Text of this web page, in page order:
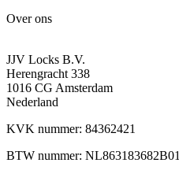
Over ons
JJV Locks B.V.
Herengracht 338
1016 CG Amsterdam
Nederland
KVK nummer: 84362421
BTW nummer: NL863183682B01